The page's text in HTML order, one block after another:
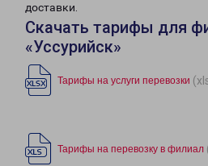
доставки.
Скачать тарифы для
«Уссурийск»
Тарифы на услуги перевозки
Тарифы на перевозку в филиал